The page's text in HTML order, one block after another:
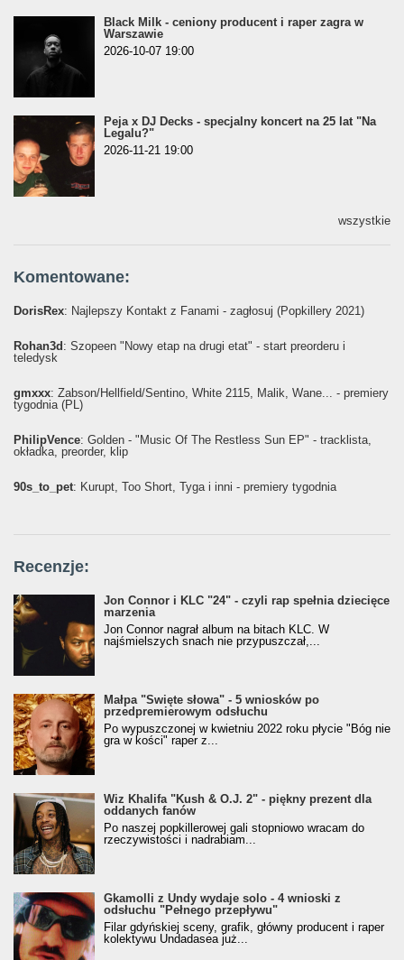
Black Milk - ceniony producent i raper zagra w
Warszawie
2026-10-07 19:00
Peja x DJ Decks - specjalny koncert na 25 lat "Na
Legalu?"
2026-11-21 19:00
wszystkie
Komentowane:
DorisRex: Najlepszy Kontakt z Fanami - zagłosuj (Popkillery 2021)
Rohan3d : Szopeen "Nowy etap na drugi etat" - start preorderu i
teledysk
gmxxx: Żabson/Hellfield/Sentino, White 2115, Malik, Wane... - premiery
tygodnia (PL)
PhilipVence: Golden - "Music Of The Restless Sun EP" - tracklista,
okładka, preorder, klip
90s_to_pet: Kurupt, Too Short, Tyga i inni - premiery tygodnia
Recenzje:
Jon Connor i KLC "24" - czyli rap spełnia dziecięce
marzenia
Jon Connor nagrał album na bitach KLC. W
najśmielszych snach nie przypuszczał,...
Małpa "Święte słowa" - 5 wniosków po
przedpremierowym odsłuchu
Po wypuszczonej w kwietniu 2022 roku płycie "Bóg nie
gra w kości" raper z...
Wiz Khalifa "Kush & O.J. 2" - piękny prezent dla
oddanych fanów
Po naszej popkillerowej gali stopniowo wracam do
rzeczywistości i nadrabiam...
Gkamolli z Undy wydaje solo - 4 wnioski z
odsłuchu "Pełnego przepływu"
Filar gdyńskiej sceny, grafik, główny producent i raper
kolektywu Undadasea już...